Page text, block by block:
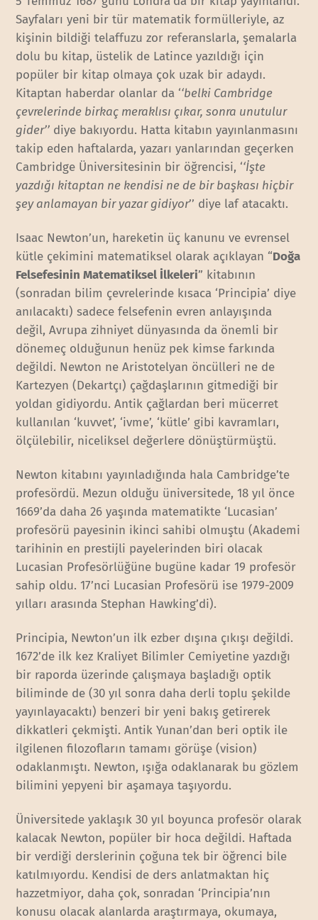
Sayfaları yeni bir tür matematik formülleriyle, az
kişinin bildiği telaffuzu zor referanslarla, şemalarla
dolu bu kitap, üstelik de Latince yazıldığı için
popüler bir kitap olmaya çok uzak bir adaydı.
Kitaptan haberdar olanlar da ‘‘belki Cambridge
çevrelerinde birkaç meraklısı çıkar, sonra unutulur
gider’’ diye bakıyordu. Hatta kitabın yayınlanmasını
takip eden haftalarda, yazarı yanlarından geçerken
Cambridge Üniversitesinin bir öğrencisi, ‘‘İşte
yazdığı kitaptan ne kendisi ne de bir başkası hiçbir
şey anlamayan bir yazar gidiyor’’ diye laf atacaktı.
Isaac Newton’un, hareketin üç kanunu ve evrensel
kütle çekimini matematiksel olarak açıklayan “Doğa
Felsefesinin Matematiksel İlkeleri” kitabının
(sonradan bilim çevrelerinde kısaca ‘Principia’ diye
anılacaktı) sadece felsefenin evren anlayışında
değil, Avrupa zihniyet dünyasında da önemli bir
dönemeç olduğunun henüz pek kimse farkında
değildi. Newton ne Aristotelyan öncülleri ne de
Kartezyen (Dekartçı) çağdaşlarının gitmediği bir
yoldan gidiyordu. Antik çağlardan beri mücerret
kullanılan ‘kuvvet’, ‘ivme’, ‘kütle’ gibi kavramları,
ölçülebilir, niceliksel değerlere dönüştürmüştü.
Newton kitabını yayınladığında hala Cambridge’te
profesördü. Mezun olduğu üniversitede, 18 yıl önce
1669’da daha 26 yaşında matematikte ‘Lucasian’
profesörü payesinin ikinci sahibi olmuştu (Akademi
tarihinin en prestijli payelerinden biri olacak
Lucasian Profesörlüğüne bugüne kadar 19 profesör
sahip oldu. 17’nci Lucasian Profesörü ise 1979-2009
yılları arasında Stephan Hawking’di).
Principia, Newton’un ilk ezber dışına çıkışı değildi.
1672’de ilk kez Kraliyet Bilimler Cemiyetine yazdığı
bir raporda üzerinde çalışmaya başladığı optik
biliminde de (30 yıl sonra daha derli toplu şekilde
yayınlayacaktı) benzeri bir yeni bakış getirerek
dikkatleri çekmişti. Antik Yunan’dan beri optik ile
ilgilenen filozofların tamamı görüşe (vision)
odaklanmıştı. Newton, ışığa odaklanarak bu gözlem
bilimini yepyeni bir aşamaya taşıyordu.
Üniversitede yaklaşık 30 yıl boyunca profesör olarak
kalacak Newton, popüler bir hoca değildi. Haftada
bir verdiği derslerinin çoğuna tek bir öğrenci bile
katılmıyordu. Kendisi de ders anlatmaktan hiç
hazzetmiyor, daha çok, sonradan ‘Principia’nın
konusu olacak alanlarda araştırmaya, okumaya,